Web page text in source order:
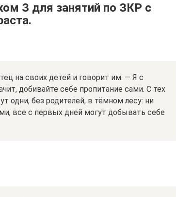
З для занятий по ЗКР с
на своих детей и говорит им: — Я с
добивайте себе пропитание сами. С тех
одни, без родителей, в тёмном лесу: ни
все с первых дней могут добывать себе